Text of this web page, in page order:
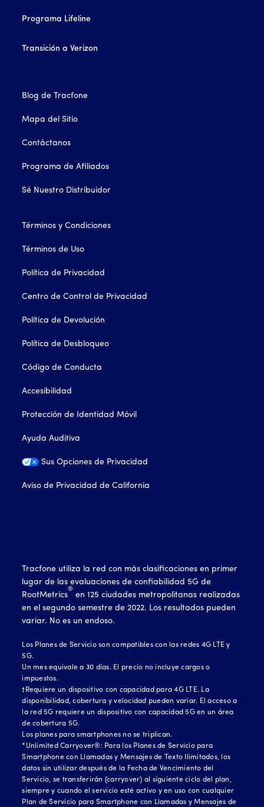
Programa Lifeline
Transición a Verizon
Blog de Tracfone
Mapa del Sitio
Contáctanos
Programa de Afiliados
Sé Nuestro Distribuidor
Términos y Condiciones
Términos de Uso
Política de Privacidad
Centro de Control de Privacidad
Política de Devolución
Política de Desbloqueo
Código de Conducta
Accesibilidad
Protección de Identidad Móvil
Ayuda Auditiva
Sus Opciones de Privacidad
Aviso de Privacidad de California
Tracfone utiliza la red con más clasificaciones en primer
lugar de las evaluaciones de confiabilidad 5G de
RootMetrics
®
en 125 ciudades metropolitanas realizadas
en el segundo semestre de 2022. Los resultados pueden
variar. No es un endoso.
Los Planes de Servicio son compatibles con las redes 4G LTE y
5G.
Un mes equivale a 30 días. El precio no incluye cargos o
impuestos.
†Requiere un dispositivo con capacidad para 4G LTE. La
disponibilidad, cobertura y velocidad pueden variar. El acceso a
la red 5G requiere un dispositivo con capacidad 5G en un área
de cobertura 5G.
Los planes para smartphones no se triplican.
*Unlimited Carryover®: Para los Planes de Servicio para
Smartphone con Llamadas y Mensajes de Texto Ilimitados, los
datos sin utilizar después de la Fecha de Vencimiento del
Servicio, se transferirán (carryover) al siguiente ciclo del plan,
siempre y cuando el servicio esté activo y en uso con cualquier
Plan de Servicio para Smartphone con Llamadas y Mensajes de